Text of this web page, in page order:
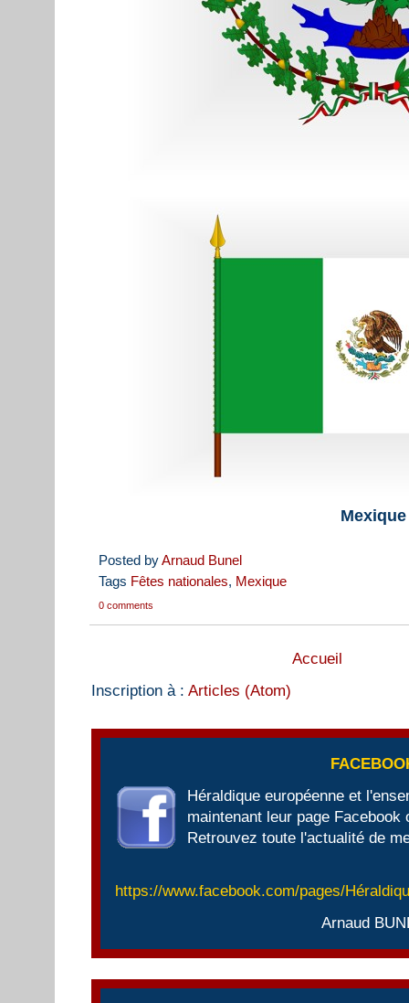
Mexique
Posted byArnaud Bunel
Tags Fêtes nationales, Mexique
0 comments
Accueil
Inscription à : Articles (Atom)
Héraldique européenne et
maintenant leur page Facebook
Retrouvez toute l'actualité de
https://www.facebook.com/pages/
Arnaud